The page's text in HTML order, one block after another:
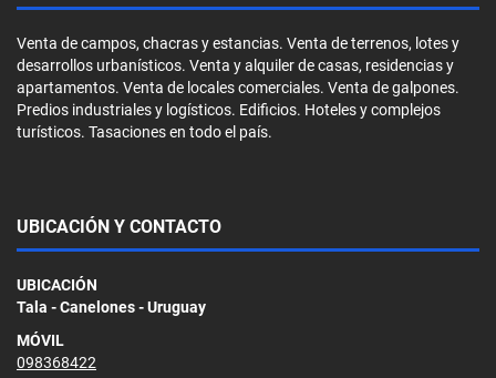
Venta de campos, chacras y estancias. Venta de terrenos, lotes y
desarrollos urbanísticos. Venta y alquiler de casas, residencias y
apartamentos. Venta de locales comerciales. Venta de galpones.
Predios industriales y logísticos. Edificios. Hoteles y complejos
turísticos. Tasaciones en todo el país.
UBICACIÓN Y CONTACTO
UBICACIÓN
Tala - Canelones - Uruguay
MÓVIL
098368422